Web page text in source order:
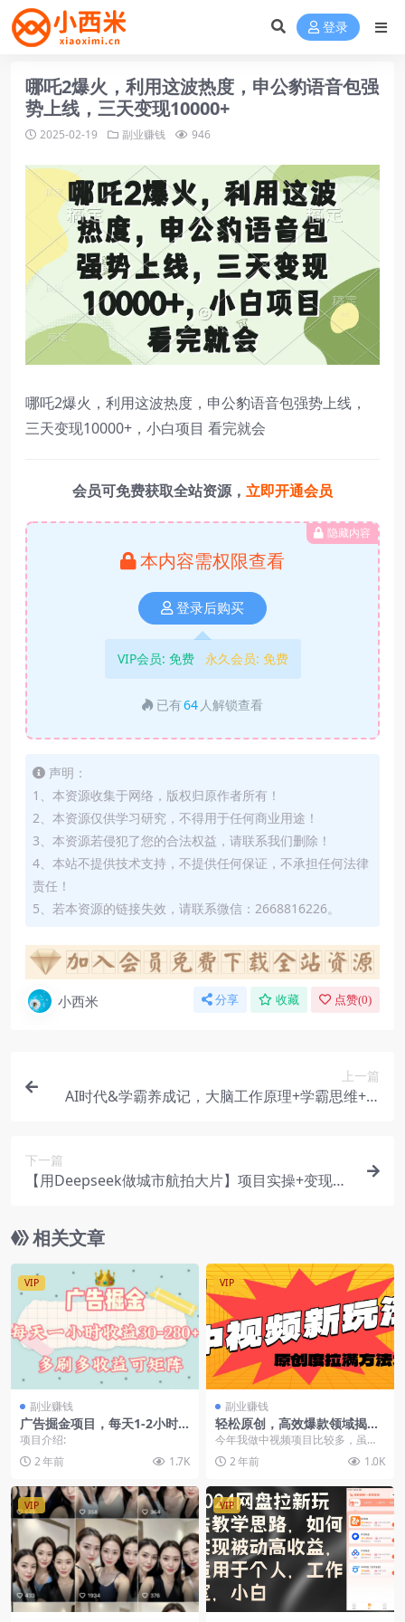
登录
哪吒2爆火，利用这波热度，申公豹语音包强
势上线，三天变现10000+
2025-02-19 副业赚钱 946
哪吒2爆火，利用这波热度，申公豹语音包强势上线，
三天变现10000+，小白项目 看完就会
会员可免费获取全站资源， 立即开通会员
隐藏内容
本内容需权限查看
登录后购买
VIP会员: 免费 永久会员: 免费
已有64 人解锁查看
声明：
1、本资源收集于网络，版权归原作者所有！
2、本资源仅供学习研究，不得用于任何商业用途！
3、本资源若侵犯了您的合法权益，请联系我们删除！
4、本站不提供技术支持，不提供任何保证，不承担任何法律
责任！
5、若本资源的链接失效，请联系微信：2668816226。
小西米 分享 收藏 点赞(0)
上一篇
AI时代&学霸养成记，大脑工作原理+学霸思维+AI
下一篇
【用Deepseek做城市航拍大片】项目实操+变现方
相关文章
VIP
副业赚钱
广告掘金项目，每天1-2小时
单机手机30-280，可矩阵可放
大做
项目介绍:
2 年前
1.7K
VIP
副业赚钱
轻松原创，高效爆款领域揭
秘！
今年我做中视频项目比较多，虽然
做中视频不用去引流，但无论是原
创还是伪原创，创作内...
2 年前 1.0K
VIP VIP